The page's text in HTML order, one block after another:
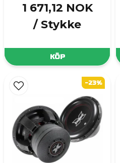
1 671,12 NOK
/ Stykke
KÖP
-23%